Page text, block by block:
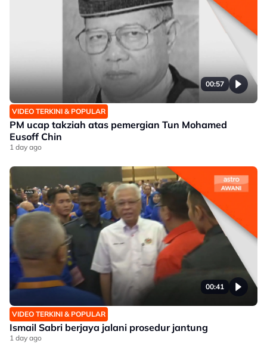
00:57
VIDEO TERKINI & POPULAR
PM ucap takziah atas pemergian Tun Mohamed
Eusoff Chin
1 day ago
00:41
VIDEO TERKINI & POPULAR
Ismail Sabri berjaya jalani prosedur jantung
1 day ago